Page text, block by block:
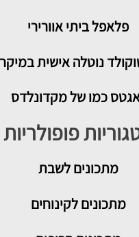
פלאפל ביתי אוורירי
נוטלה אישית
כמו של מקדונלדס
פופולריות
מתכוניםלשבת
מתכונים לקינוחים